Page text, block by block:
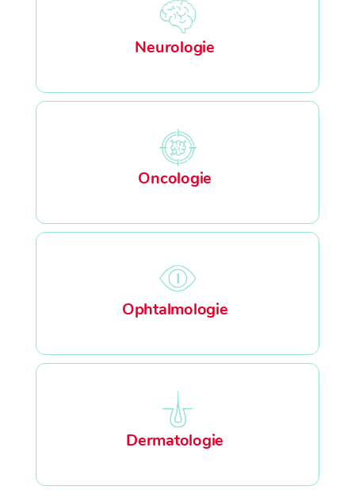
Neurologie
Oncologie
Ophtalmologie
Dermatologie